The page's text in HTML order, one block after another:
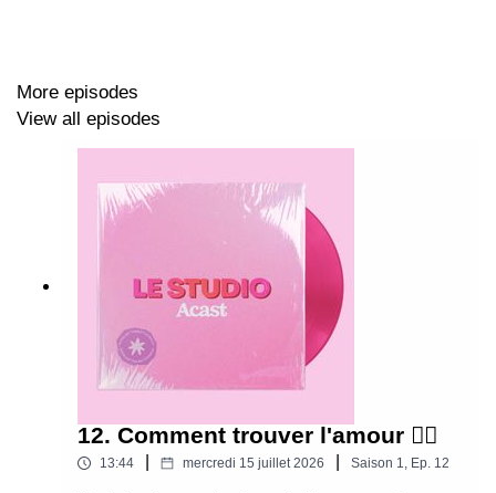
More episodes
View all episodes
12. Comment trouver l'amour ❤️‍🔥
13:44 mercredi 15 juillet 2026 Saison 1, Ep. 12